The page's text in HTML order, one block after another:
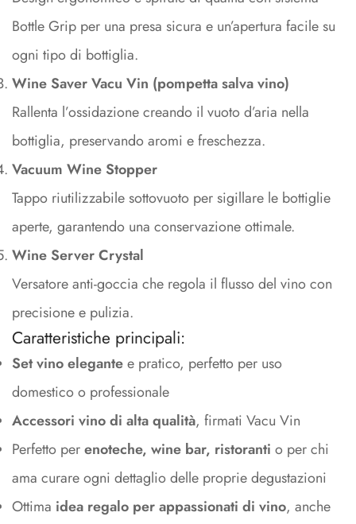
Bottle Grip per una presa sicura e un’apertura facile su
ogni tipo di bottiglia.
Wine Saver Vacu Vin (pompetta salva vino)
Rallenta l’ossidazione creando il vuoto d’aria nella
bottiglia, preservando aromi e freschezza.
Vacuum Wine Stopper
Tappo riutilizzabile sottovuoto per sigillare le bottiglie
aperte, garantendo una conservazione ottimale.
Wine Server Crystal
Versatore anti-goccia che regola il flusso del vino con
precisione e pulizia.
Caratteristiche principali:
Set vino elegantee pratico, perfetto per uso
domestico o professionale
Accessori vino di alta qualità, firmati Vacu Vin
Perfetto perenoteche, wine bar, ristoranti o per chi
ama curare ogni dettaglio delle proprie degustazioni
Ottima idea regalo per appassionati di vino, anche